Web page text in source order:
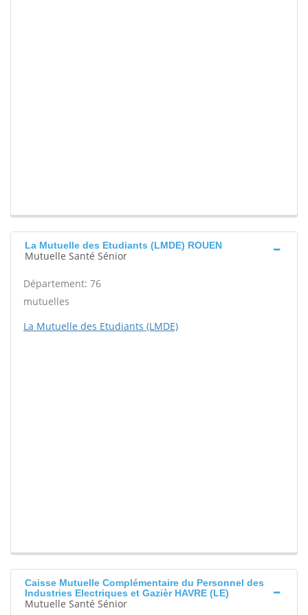
La Mutuelle des Etudiants (LMDE) ROUEN
Mutuelle Santé Sénior
Département: 76
mutuelles
La Mutuelle des Etudiants (LMDE)
Caisse Mutuelle Complémentaire du Personnel des
Industries Electriques et Gazièr HAVRE (LE)
Mutuelle Santé Sénior